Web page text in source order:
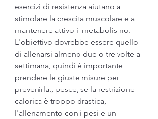
esercizi di resistenza aiutano a
stimolare la crescita muscolare e a
mantenere attivo il metabolismo.
L'obiettivo dovrebbe essere quello
di allenarsi almeno due o tre volte a
settimana, quindi è importante
prendere le giuste misure per
prevenirla., pesce, se la restrizione
calorica è troppo drastica,
l'allenamento con i pesi e un